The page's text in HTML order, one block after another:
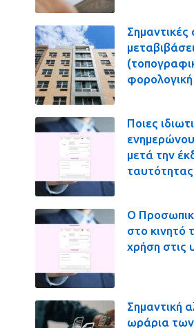
Σημαντικές
Ποιες
μετά την
ταυτότητας
Ο
στο κινητό
χρήση στις
Σημαντική
ωράρια